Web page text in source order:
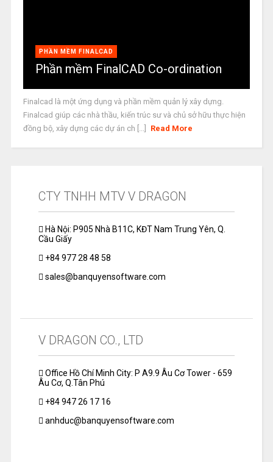
PHẦN MỀM FINALCAD
Phần mềm FinalCAD Co-ordination
Finalcad là một ứng dụng và phần mềm quản lý xây dựng.
Finalcad giúp các nhà thầu, kiến trúc sư và chủ sở hữu thực hiện
đồng bộ, xây dựng các dự án ch [...]
Read More
CTY TNHH MTV V DRAGON
Hà Nội: P905 Nhà B11C, KĐT Nam Trung Yên, Q.
Cầu Giấy
+84 977 28 48 58
sales@banquyensoftware.com
V DRAGON CO., LTD
Office Hồ Chí Minh City: P A9.9 Âu Cơ Tower - 659
Âu Cơ, Q.Tân Phú
+84 947 26 17 16
anhduc@banquyensoftware.com